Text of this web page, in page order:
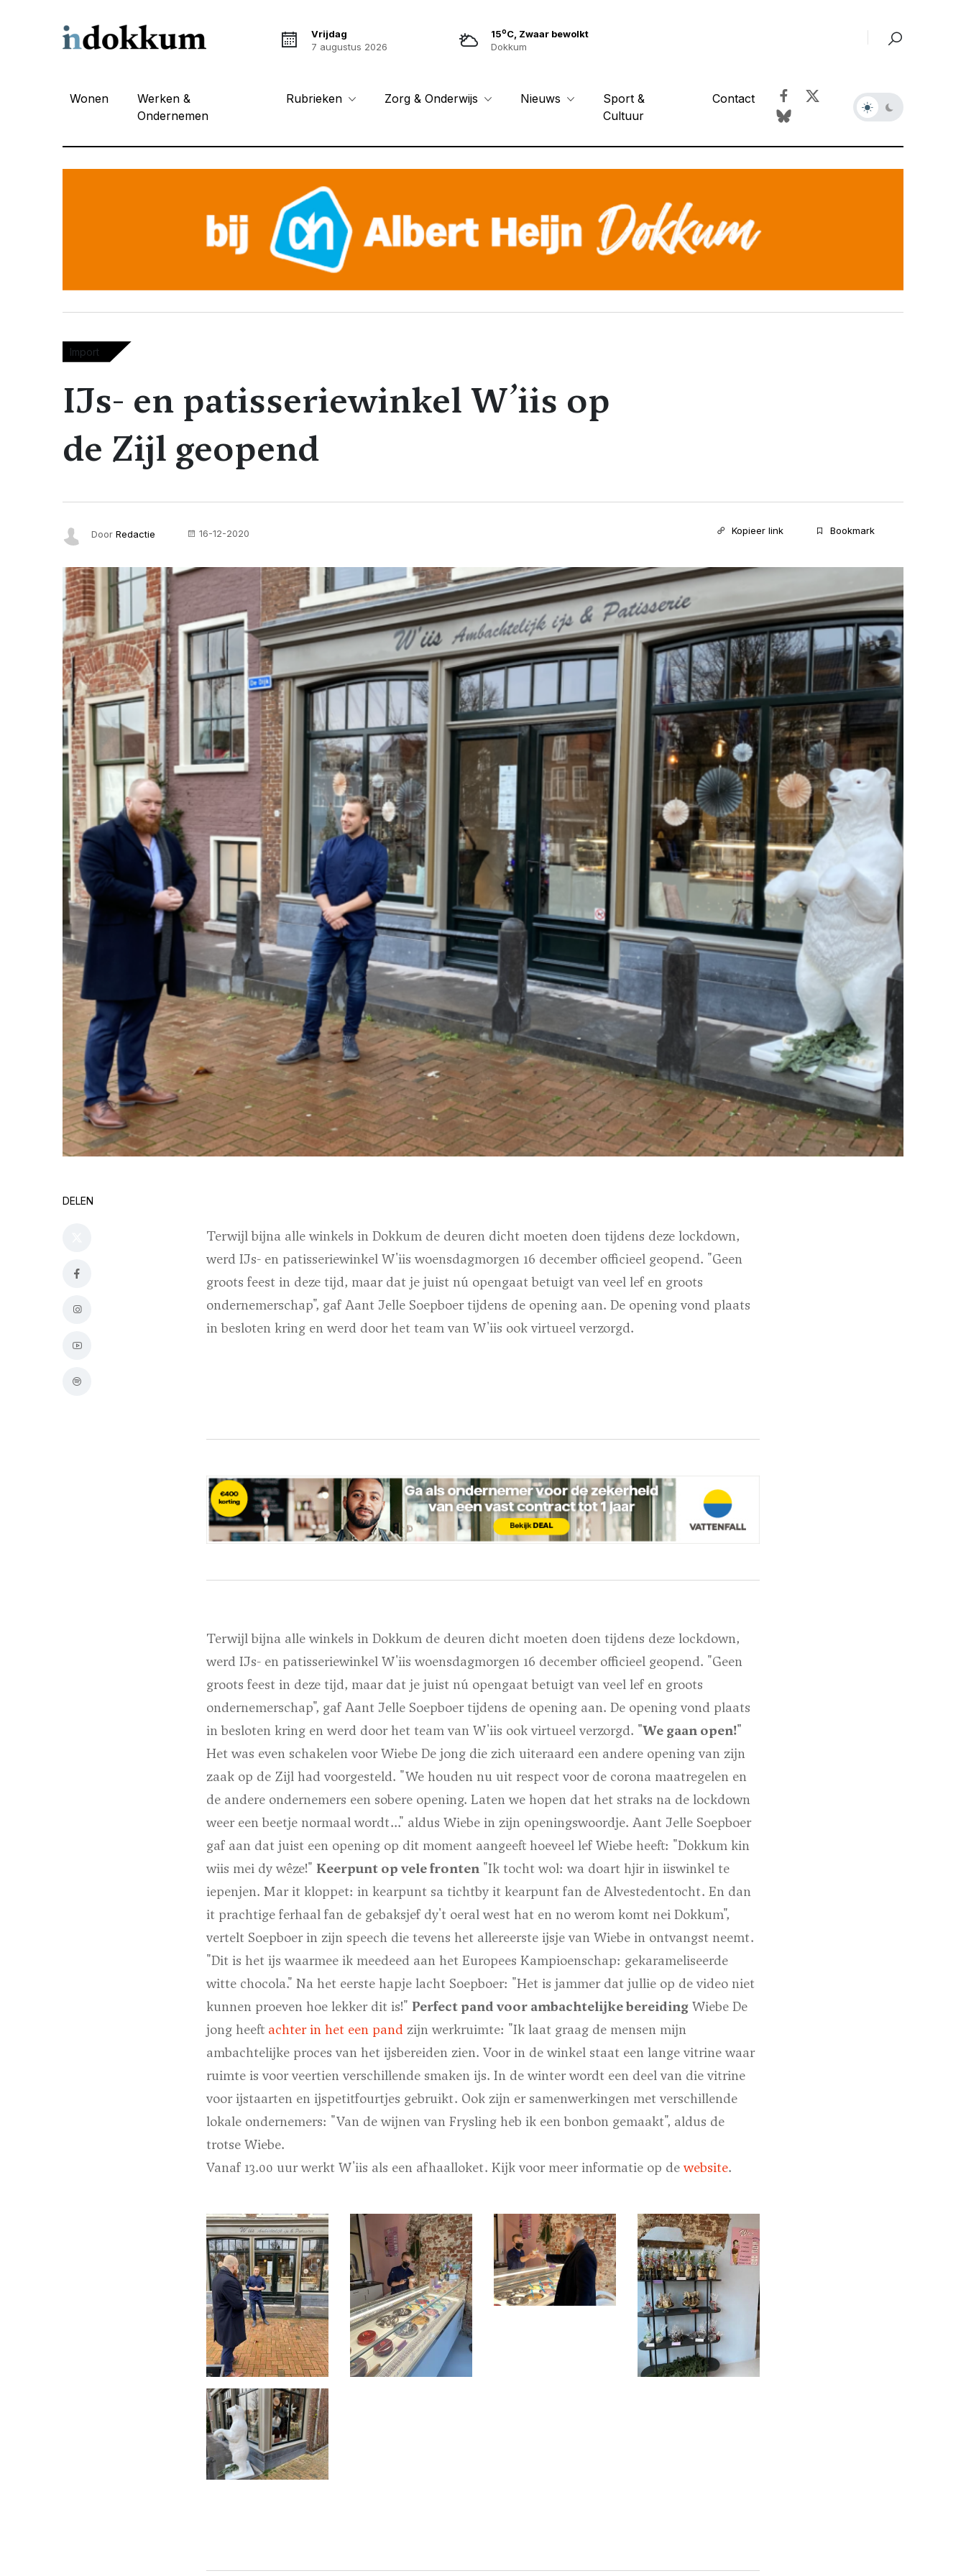
Vrijdag
7 augustus 2026
15oC, Zwaar bewolkt
Dokkum
Wonen
Werken &
Ondernemen
Rubrieken Zorg & Onderwijs Nieuws
Sport &
Cultuur
Contact
Import
IJs- en patisseriewinkel W’iis op
de Zijl geopend
Door Redactie 16-12-2020 Kopieer link Bookmark
DELEN
Terwijl bijna alle winkels in Dokkum de deuren dicht moeten doen tijdens deze lockdown,
werd IJs- en patisseriewinkel W'iis woensdagmorgen 16 december officieel geopend. "Geen
groots feest in deze tijd, maar dat je juist nú opengaat betuigt van veel lef en groots
ondernemerschap", gaf Aant Jelle Soepboer tijdens de opening aan. De opening vond plaats
in besloten kring en werd door het team van W'iis ook virtueel verzorgd.
Terwijl bijna alle winkels in Dokkum de deuren dicht moeten doen tijdens deze lockdown,
werd IJs- en patisseriewinkel W'iis woensdagmorgen 16 december officieel geopend. "Geen
groots feest in deze tijd, maar dat je juist nú opengaat betuigt van veel lef en groots
ondernemerschap", gaf Aant Jelle Soepboer tijdens de opening aan. De opening vond plaats
in besloten kring en werd door het team van W'iis ook virtueel verzorgd. "We gaan open!"
Het was even schakelen voor Wiebe De jong die zich uiteraard een andere opening van zijn
zaak op de Zijl had voorgesteld. "We houden nu uit respect voor de corona maatregelen en
de andere ondernemers een sobere opening. Laten we hopen dat het straks na de lockdown
weer een beetje normaal wordt..." aldus Wiebe in zijn openingswoordje. Aant Jelle Soepboer
gaf aan dat juist een opening op dit moment aangeeft hoeveel lef Wiebe heeft: "Dokkum kin
wiis mei dy wêze!" Keerpunt op vele fronten "Ik tocht wol: wa doart hjir in iiswinkel te
iepenjen. Mar it kloppet: in kearpunt sa tichtby it kearpunt fan de Alvestedentocht. En dan
it prachtige ferhaal fan de gebaksjef dy't oeral west hat en no werom komt nei Dokkum",
vertelt Soepboer in zijn speech die tevens het allereerste ijsje van Wiebe in ontvangst neemt.
"Dit is het ijs waarmee ik meedeed aan het Europees Kampioenschap: gekarameliseerde
witte chocola." Na het eerste hapje lacht Soepboer: "Het is jammer dat jullie op de video niet
kunnen proeven hoe lekker dit is!" Perfect pand voor ambachtelijke bereiding Wiebe De
jong heeft achter in het een pand zijn werkruimte: "Ik laat graag de mensen mijn
ambachtelijke proces van het ijsbereiden zien. Voor in de winkel staat een lange vitrine waar
ruimte is voor veertien verschillende smaken ijs. In de winter wordt een deel van die vitrine
voor ijstaarten en ijspetitfourtjes gebruikt. Ook zijn er samenwerkingen met verschillende
lokale ondernemers: "Van de wijnen van Frysling heb ik een bonbon gemaakt", aldus de
trotse Wiebe.
Vanaf 13.00 uur werkt W'iis als een afhaalloket. Kijk voor meer informatie op dewebsite.